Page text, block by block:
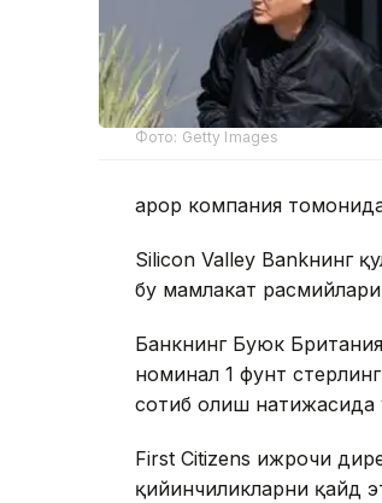
Фото: Getty Images
Қарор компания
Silicon Valley Bankнинг
бу мамлакат
Банкнинг Буюк
номинал 1 фунт
сотиб олиш натижасида
First Citizens ижрочи
қийинчиликларни қайд